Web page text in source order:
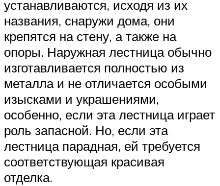
устанавливаются, исходя из их
названия, снаружи дома, они
крепятся на стену, а также на
опоры. Наружная лестница обычно
изготавливается полностью из
металла и не отличается особыми
изысками и украшениями,
особенно, если эта лестница играет
роль запасной. Но, если эта
лестница парадная, ей требуется
соответствующая красивая
отделка.